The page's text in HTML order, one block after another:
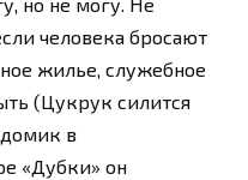
человека бросают
жилье, служебное
(Цукрук силится
домик в
«Дубки» он